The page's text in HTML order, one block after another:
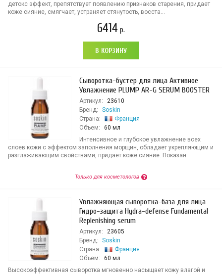
детокс эффект, препятствует появлению признаков старения, придает
коже сияние, смягчает, устраняет стянутость, восста...
6414 р.
В КОРЗИНУ
Сыворотка-бустер для лица Активное
Увлажнение PLUMP AR-G SERUM BOOSTER
Артикул:
23610
Бренд:
Soskin
Страна:
Франция
Объем:
60 мл
Интенсивное и глубокое увлажнение всех
слоев кожи с эффектом заполнения морщин, обладает укрепляющим и
разглаживающим свойствами, придает коже сияние. Показан
Только для косметологов
Увлажняющая сыворотка-база для лица
Гидро-защита Hydra-defense Fundamental
Replenishing serum
Артикул:
23605
Бренд:
Soskin
Страна:
Франция
Объем:
60 мл
Высокоэффективная сыворотка мгновенно насыщает кожу влагой и